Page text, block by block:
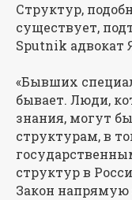
Структур,
существует,
Sputnik адвокат
«Бывших
бывает. Люди,
знания, могут
структурам, в
структур в
Закон напрямую